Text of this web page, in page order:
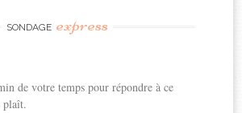
SONDAGE express
de votre temps pour répondre à ce
plaît.